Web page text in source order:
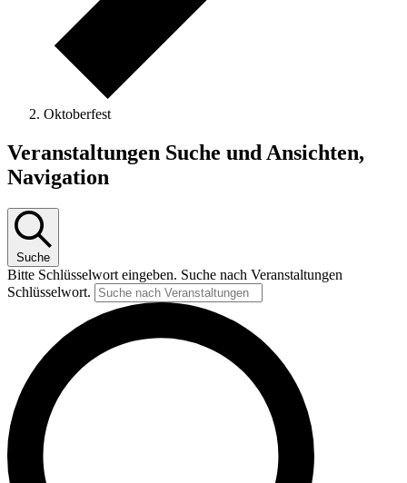
Oktoberfest
Veranstaltungen Suche und Ansichten,
Navigation
Suche
Bitte Schlüsselwort eingeben. Suche nach Veranstaltungen
Schlüsselwort.